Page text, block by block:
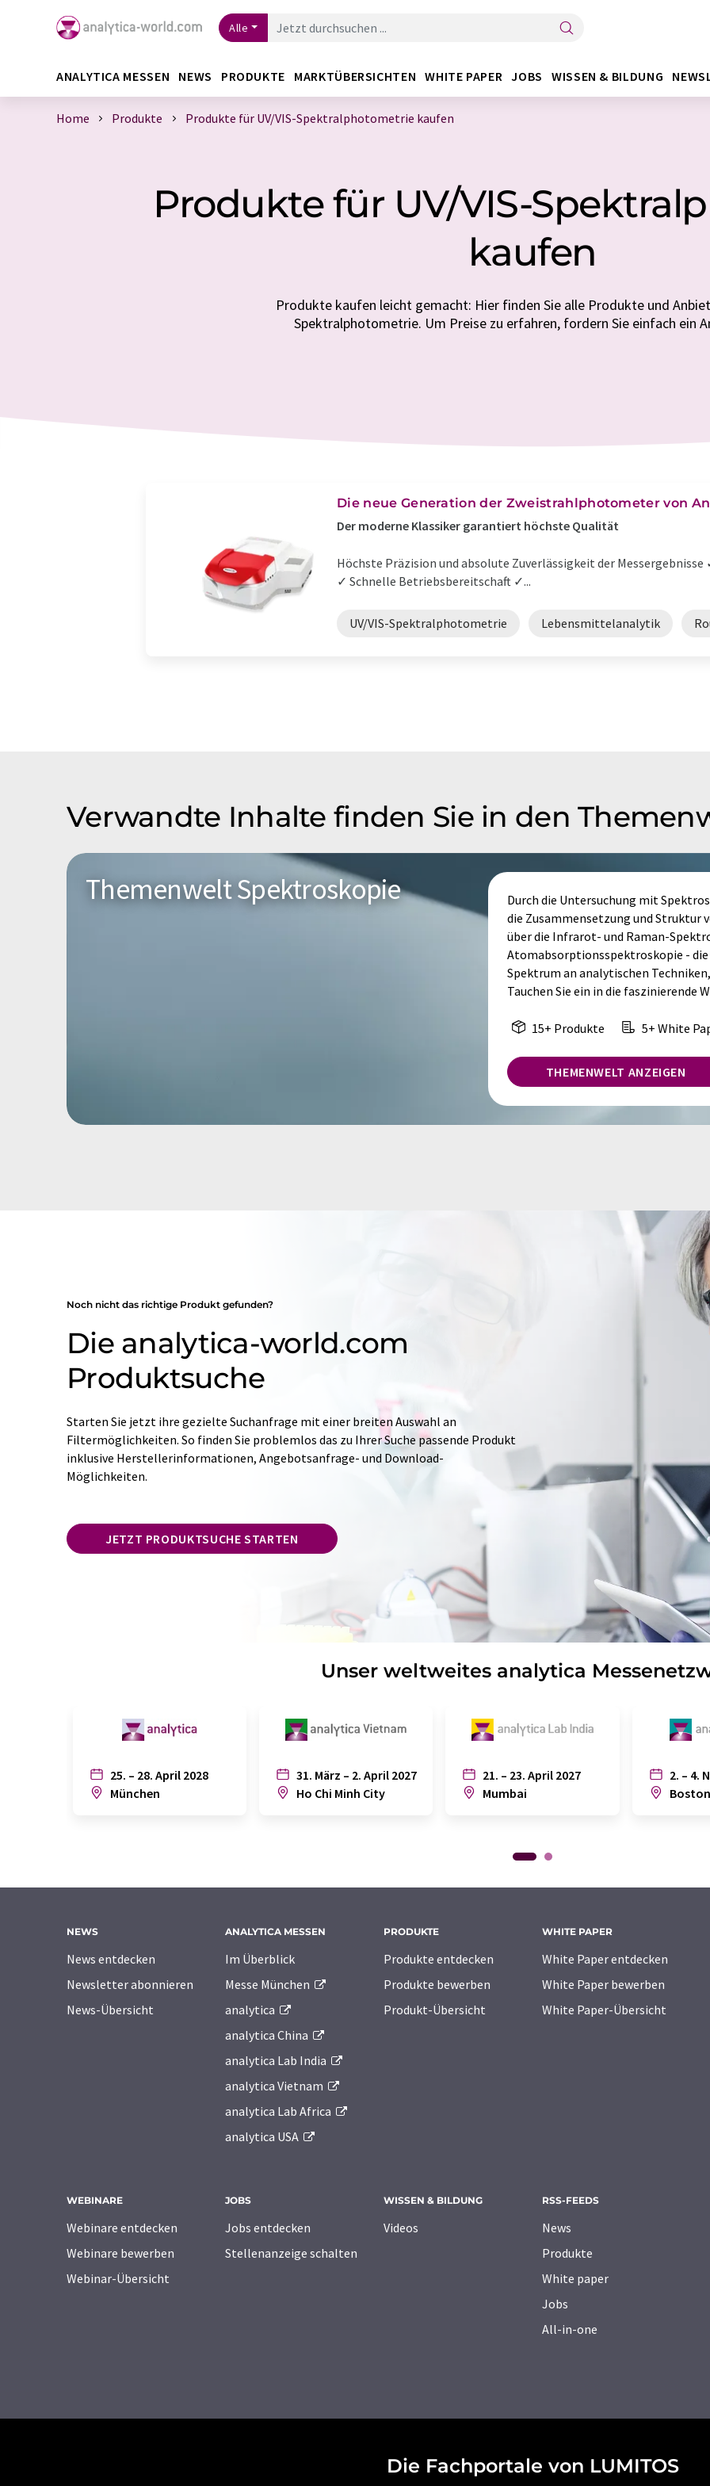
Alle
ANALYTICA MESSEN NEWS PRODUKTE MARKTÜBERSICHTEN WHITE PAPER JOBS WISSEN & BILDUNG
Home Produkte Produkte für UV/VIS-Spektralphotometrie kaufen
Produkte für UV/VIS-
kaufen
Produkte kaufen leicht gemacht: Hier finden Sie alle Produkte und
Spektralphotometrie. Um Preise zu erfahren, fordern Sie einfach ein
Die neue Generation der Zweistrahlphotometer von
Der moderne Klassiker garantiert höchste Qualität
Höchste Präzision und absolute Zuverlässigkeit der
✓ Schnelle Betriebsbereitschaft ✓...
UV/VIS-Spektralphotometrie Lebensmittelanalytik
Verwandte Inhalte finden Sie in den
Themenwelt Spektroskopie
Durch die Untersuchung mit
die Zusammensetzung und Struktur
über die Infrarot- und Raman-
Atomabsorptionsspektroskopie -
Spektrum an analytischen
Tauchen Sie ein in die faszinierende
15+ Produkte 5+ White
THEMENWELT ANZEIGEN
Noch nicht das richtige Produkt gefunden?
Die analytica-world.com
Produktsuche
Starten Sie jetzt ihre gezielte Suchanfrage mit einer breiten Auswahl an
Filtermöglichkeiten. So finden Sie problemlos das zu Ihrer Suche passende Produkt
inklusive Herstellerinformationen, Angebotsanfrage- und Download-
Möglichkeiten.
JETZT PRODUKTSUCHE STARTEN
Unser weltweites analytica
25. – 28. April 2028
München
31. März – 2. April 2027
Ho Chi Minh City
21. – 23. April 2027
Mumbai
2. – 4.
Boston
NEWS
News entdecken
Newsletter abonnieren
News-Übersicht
ANALYTICA MESSEN
Im Überblick
Messe München
analytica
analytica China
analytica Lab India
analytica Vietnam
analytica Lab Africa
analytica USA
PRODUKTE
Produkte entdecken
Produkte bewerben
Produkt-Übersicht
WHITE PAPER
White Paper entdecken
White Paper bewerben
White Paper-Übersicht
WEBINARE
Webinare entdecken
Webinare bewerben
Webinar-Übersicht
JOBS
Jobs entdecken
Stellenanzeige schalten
WISSEN & BILDUNG
Videos
RSS-FEEDS
News
Produkte
White paper
Jobs
All-in-one
Die Fachportale von LUMITOS